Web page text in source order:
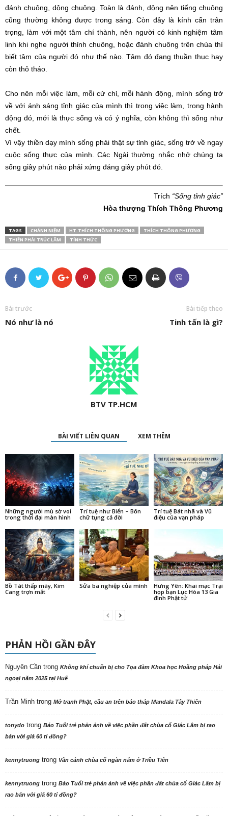
đánh chuông, dộng chuông. Toàn là đánh, dộng nên tiếng chuông
cũng thường không được trong sáng. Còn đây là kính cẩn trân
trọng, làm với một tâm chí thành, nên người có kinh nghiệm tâm
linh khi nghe người thỉnh chuông, hoặc đánh chuông trên chùa thì
biết tâm của người đó như thế nào. Tâm đó đang thuần thục hay
còn thô tháo.
Cho nên mỗi việc làm, mỗi cử chỉ, mỗi hành động, mình sống trở
về với ánh sáng tỉnh giác của mình thì trong việc làm, trong hành
động đó, mới là thực sống và có ý nghĩa, còn không thì sống như
chết.
Vì vậy thiền dạy mình sống phải thật sự tỉnh giác, sống trở về ngay
cuộc sống thực của mình. Các Ngài thường nhắc nhở chúng ta
sống giây phút nào phải xứng đáng giây phút đó.
Trích “Sống tỉnh giác”
Hòa thượng Thích Thông Phương
TAGS CHÁNH NIỆM HT.THÍCH THÔNG PHƯƠNG
THÍCH THÔNG PHƯƠNG
THIỀN PHÁI TRÚC LÂM
TỈNH THỨC
Bài trước
Nó như là nó
Bài tiếp theo
Tinh tấn là gì?
BTV TP.HCM
BÀI VIẾT LIÊN QUAN XEM THÊM
Những người mù sờ voi
trong thời đại màn hình
Trí tuệ như Biển – Bốn
chữ tụng cả đời
Trí tuệ Bát nhã và Vũ
điệu của vạn pháp
Bồ Tát thấp mày, Kim
Cang trợn mắt
Sửa ba nghiệp của mình
Hưng Yên: Khai mạc Trại
họp bạn Lục Hòa 13 Gia
đình Phật tử
PHẢN HỒI GẦN ĐÂY
Nguyên Cần trong Không khí chuẩn bị cho Tọa đàm Khoa học Hoằng pháp Hải
ngoại năm 2025 tại Huế
Trần Minh trong Mở tranh Phật, cầu an trên bảo tháp Mandala Tây Thiên
tonydo trong Báo Tuổi trẻ phản ảnh về việc phần đất chùa cổ Giác Lâm bị rao
bán với giá 60 tỉ đồng?
kennytruong trong Vãn cảnh chùa cổ ngàn năm ở Triều Tiên
kennytruong trong Báo Tuổi trẻ phản ảnh về việc phần đất chùa cổ Giác Lâm bị
rao bán với giá 60 tỉ đồng?